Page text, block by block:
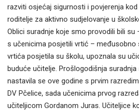
razviti osjećaj sigurnosti i povjerenja
roditelje za aktivno sudjelovanje u
Oblici suradnje koje smo provodili bili su
s učenicima posjetili vrtić – međusobno
vrtića posjetila su školu, upoznala su
buduće učitelje. Prošlogodišnja
nastavila se ove godine s prvim
DV Pčelice, sada učenicima prvog
učiteljicom Gordanom Juras. Učiteljice